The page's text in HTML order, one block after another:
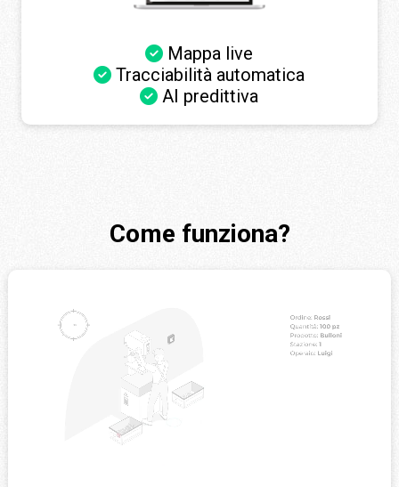
Mappa live
Tracciabilità automatica
AI predittiva
Come funziona?